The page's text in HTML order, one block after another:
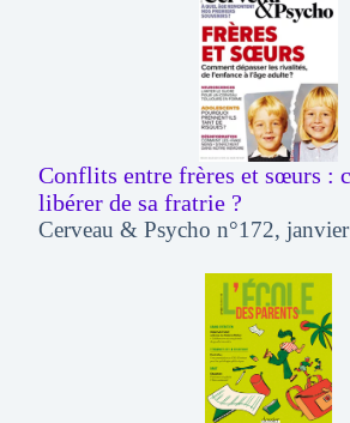
Conflits entre frères et sœurs :
libérer de sa fratrie ?
Cerveau & Psycho n°172,